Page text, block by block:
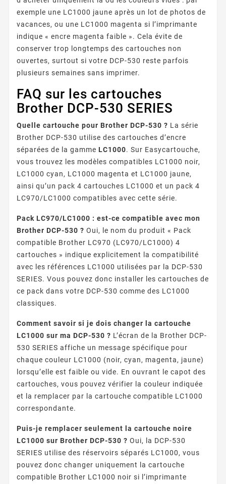
exemple une LC1000 jaune après un lot de photos de
vacances, ou une LC1000 magenta si l’imprimante
indique « encre magenta faible ». Cela évite de
conserver trop longtemps des cartouches non
ouvertes, surtout si votre DCP-530 reste parfois
plusieurs semaines sans imprimer.
FAQ sur les cartouches
Brother DCP-530 SERIES
Quelle cartouche pour Brother DCP-530 ? La série
Brother DCP-530 utilise des cartouches d’encre
séparées de la gamme LC1000. Sur Easycartouche,
vous trouvez les modèles compatibles LC1000 noir,
LC1000 cyan, LC1000 magenta et LC1000 jaune,
ainsi qu’un pack 4 cartouches LC1000 et un pack 4
LC970/LC1000 compatibles avec cette série.
Pack LC970/LC1000 : est-ce compatible avec mon
Brother DCP-530 ? Oui, le nom du produit « Pack
compatible Brother LC970 (LC970/LC1000) 4
cartouches » indique explicitement la compatibilité
avec les références LC1000 utilisées par la DCP-530
SERIES. Vous pouvez donc installer les cartouches de
ce pack dans votre DCP-530 comme des LC1000
classiques.
Comment savoir si je dois changer la cartouche
LC1000 sur ma DCP-530 ? L’écran de la Brother DCP-
530 SERIES affiche un message spécifique pour
chaque couleur LC1000 (noir, cyan, magenta, jaune)
lorsqu’elle est faible ou vide. En ouvrant le capot des
cartouches, vous pouvez vérifier la couleur indiquée
et la remplacer par la cartouche compatible LC1000
correspondante.
Puis-je remplacer seulement la cartouche noire
LC1000 sur Brother DCP-530 ? Oui, la DCP-530
SERIES utilise des réservoirs séparés LC1000, vous
pouvez donc changer uniquement la cartouche
compatible Brother LC1000 noir si l’imprimante